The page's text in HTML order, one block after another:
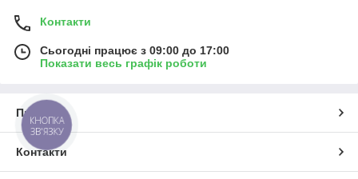
Контакти
Сьогодні працює з 09:00 до 17:00
Показати весь графік роботи
Про нас
Контакти
КНОПКА
ЗВ'ЯЗКУ